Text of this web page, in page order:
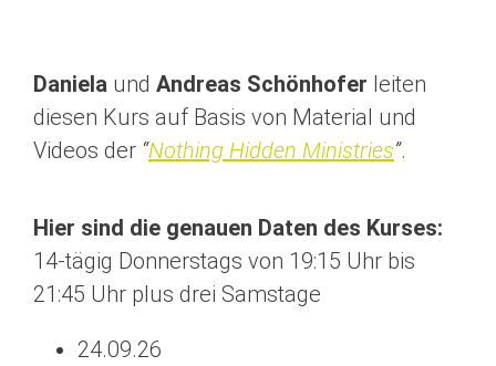
Danielaund Andreas Schönhofer leiten
diesen Kurs auf Basis von Material und
Videos der “Nothing Hidden Ministries”.
Hier sind die genauen Daten des Kurses:
14-tägig Donnerstags von 19:15 Uhr bis
21:45 Uhr plus drei Samstage
24.09.26